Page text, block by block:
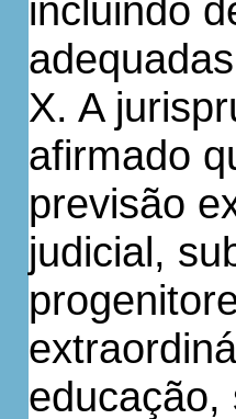
incluindo
X. A
afirmado
previsão
judicial,
educação,